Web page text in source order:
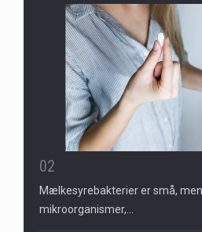
02
Mælkesyrebakterier er små,
mikroorganismer,…